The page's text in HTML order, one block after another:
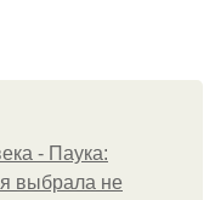
- Паука:
выбрала не